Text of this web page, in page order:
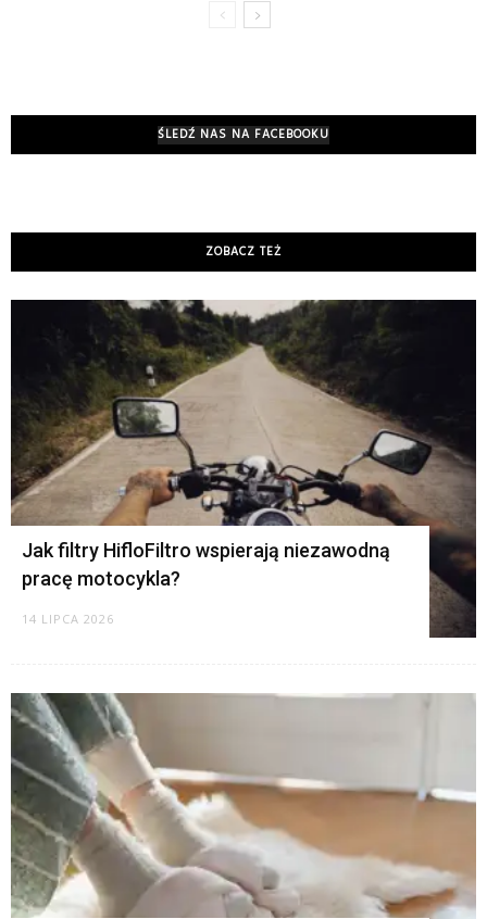
ŚLEDŹ NAS NA FACEBOOKU
ZOBACZ TEŻ
Jak filtry HifloFiltro wspierają niezawodną
pracę motocykla?
14 LIPCA 2026